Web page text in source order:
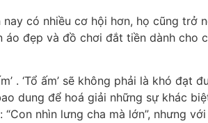
có nhiều cơ hội hơn, họ cũng trở
đẹp và đồ chơi đắt tiền dành cho
. ‘Tổ ấm’ sẽ không phải là khó đạt
dung để hoá giải những sự khác
nhìn lưng cha mà lớn”, nhưng